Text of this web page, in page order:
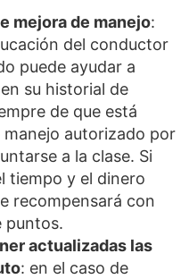
mejora de manejo:
del conductor
puede ayudar a
su historial de
de que está
autorizado por
a la clase. Si
tiempo y el dinero
recompensará con
puntos.
actualizadas las
: en el caso de